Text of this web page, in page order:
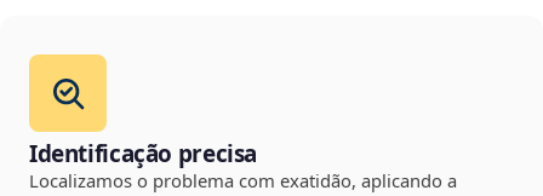
Identificação precisa
Localizamos o problema com exatidão, aplicando a